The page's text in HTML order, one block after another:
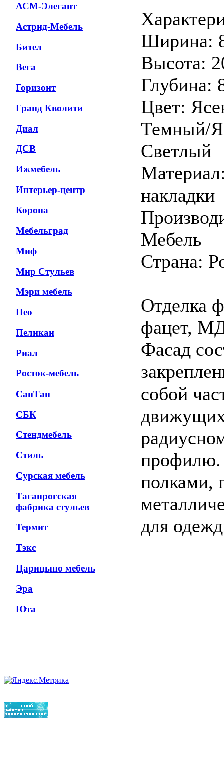
АСМ-Элегант
Астрид-Мебель
Бител
Вега
Горизонт
Гранд Кволити
Диал
ДСВ
Ижмебель
Интерьер-центр
Корона
Мебельград
Миф
Мир Стульев
Мэри мебель
Нео
Пеликан
Риал
Росток-мебель
СанТан
СБК
Стендмебель
Стиль
Сурская мебель
Таганрогская
фабрика стульев
Термит
Тэкс
Царицыно мебель
Эра
Юта
Ширина:
Высота:
Глубина:
Цвет:
Темный/
Светлый
накладки
Мебель
Страна:
Отделка
фацет,
Фасад
собой
полками,
для